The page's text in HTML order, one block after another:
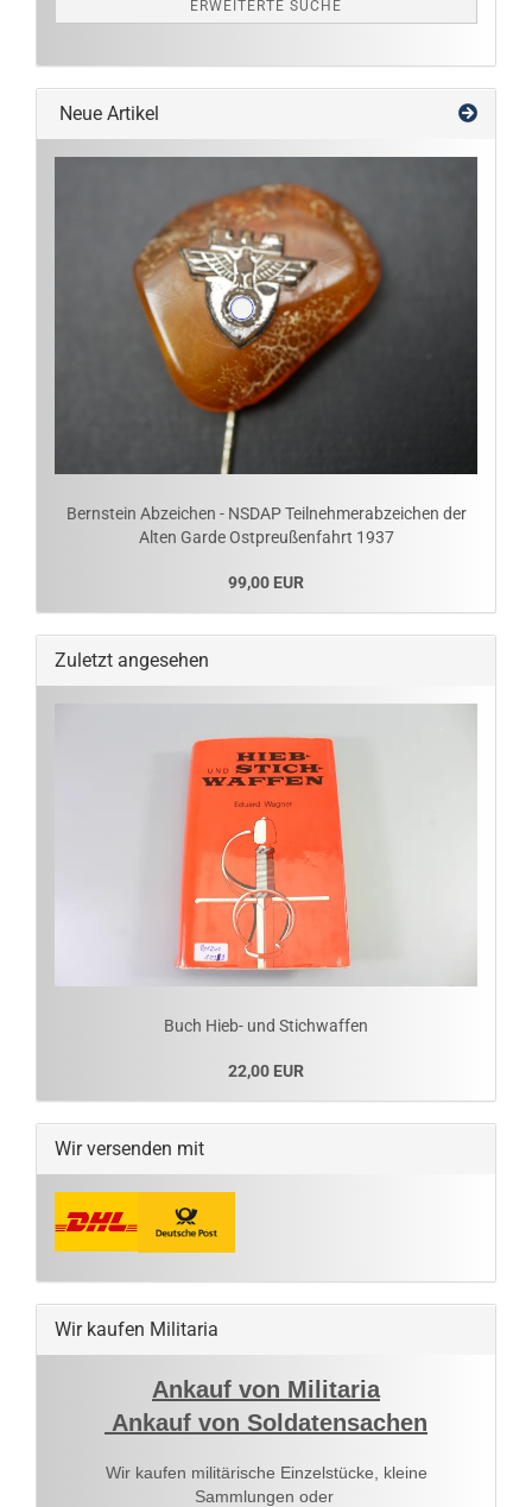
ERWEITERTE SUCHE
Neue Artikel
Bernstein Abzeichen - NSDAP Teilnehmerabzeichen der
Alten Garde Ostpreußenfahrt 1937
99,00 EUR
Zuletzt angesehen
Buch Hieb- und Stichwaffen
22,00 EUR
Wir versenden mit
Wir kaufen Militaria
Ankauf von Militaria
Ankauf von Soldatensachen
Wir kaufen militärische Einzelstücke, kleine
Sammlungen oder